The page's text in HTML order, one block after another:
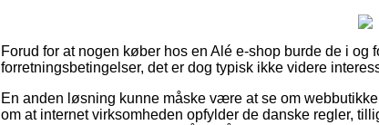
Forud for at nogen køber hos en Alé e-shop burde de i og
forretningsbetingelser, det er dog typisk ikke videre
En anden løsning kunne måske være at se om
om at internet virksomheden opfylder de danske regler,